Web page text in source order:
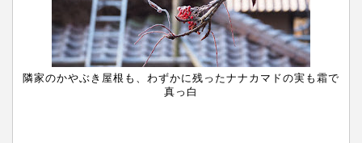
隣家のかやぶき屋根も、わずかに残ったナナカマドの実も霜で
真っ白